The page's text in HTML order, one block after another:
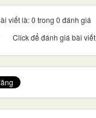
viết là: 0 trong 0 đánh giá
Click để đánh giá bài viết